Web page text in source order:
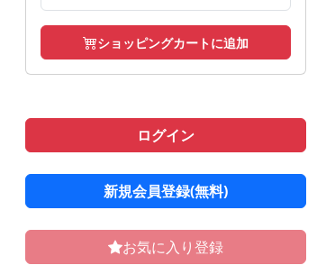
ショッピングカートに追加
ログイン
新規会員登録(無料)
お気に入り登録